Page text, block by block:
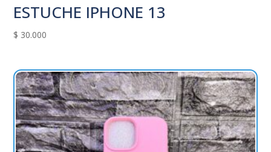
ESTUCHE IPHONE 13
$ 30.000